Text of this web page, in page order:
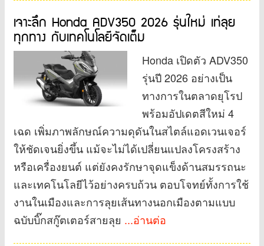
เจาะลึก Honda ADV350 2026 รุ่นใหม่ เท่ลุย
ทุกทาง กับเทคโนโลยีจัดเต็ม
Honda เปิดตัว ADV350
รุ่นปี 2026 อย่างเป็น
ทางการในตลาดยุโรป
พร้อมอัปเดตสีใหม่ 4
เฉด เพิ่มภาพลักษณ์ความดุดันในสไตล์แอดเวนเจอร์
ให้ชัดเจนยิ่งขึ้น แม้จะไม่ได้เปลี่ยนแปลงโครงสร้าง
หรือเครื่องยนต์ แต่ยังคงรักษาจุดแข็งด้านสมรรถนะ
และเทคโนโลยีไว้อย่างครบถ้วน ตอบโจทย์ทั้งการใช้
งานในเมืองและการลุยเส้นทางนอกเมืองตามแบบ
ฉบับบิ๊กสกู๊ตเตอร์สายลุย ...อ่านต่อ